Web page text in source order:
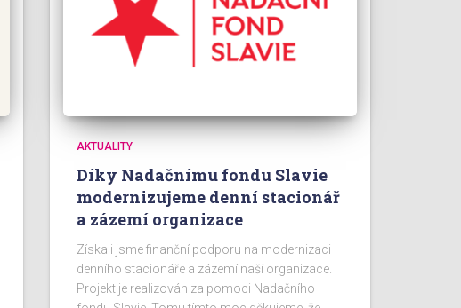
AKTUALITY
Díky Nadačnímu fondu Slavie
modernizujeme denní stacionář
a zázemí organizace
Získali jsme finanční podporu na modernizaci
denního stacionáře a zázemí naší organizace.
Projekt je realizován za pomoci Nadačního